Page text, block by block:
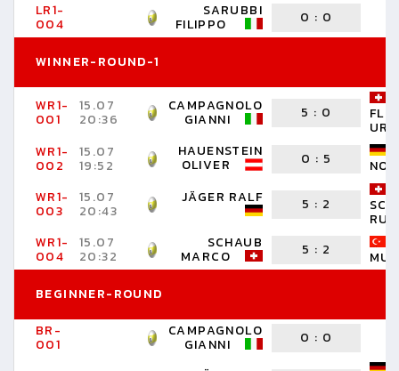
LR1-
004
SARUBBI
FILIPPO 0 : 0
WINNER-ROUND-1
WR1-
001
15.07
20:36
CAMPAGNOLO
GIANNI 5 : 0
URS
WR1-
002
15.07
19:52
HAUENSTEIN
OLIVER 0 : 5
WR1-
003
15.07
20:43
JÄGER RALF 5 : 2
WR1-
004
15.07
20:32
SCHAUB
MARCO 5 : 2
BEGINNER-ROUND
BR-
001
CAMPAGNOLO
GIANNI 0 : 0